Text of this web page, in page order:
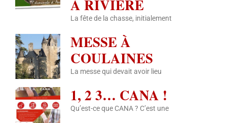
À RIVIÈRE
La fête de la chasse, initialement
MESSE À
COULAINES
La messe qui devait avoir lieu
1, 2 3… CANA !
Qu’est-ce que CANA ? C’est une